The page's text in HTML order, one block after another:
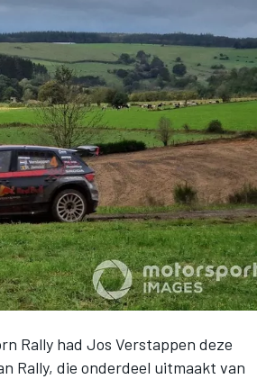
Rally had Jos Verstappen deze
Rally, die onderdeel uitmaakt van